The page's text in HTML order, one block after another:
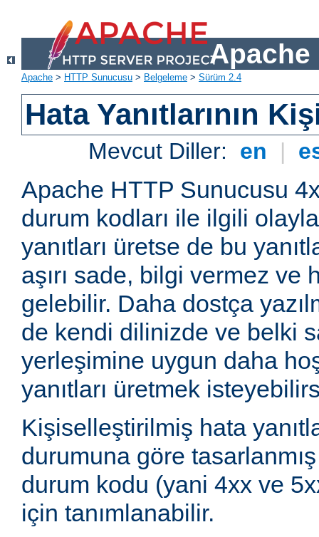
Apache
Apache > HTTP Sunucusu > Belgeleme > Sürüm 2.4
Hata Yanıtlarının
Mevcut Diller: en |
Apache HTTP Sunucusu
durum kodları ile ilgili
yanıtları üretse de bu
aşırı sade, bilgi vermez ve
gelebilir. Daha dostça
de kendi dilinizde ve belki
yerleşimine uygun daha
yanıtları üretmek
Kişiselleştirilmiş hata
durumuna göre
durum kodu (yani 4xx ve
için tanımlanabilir.